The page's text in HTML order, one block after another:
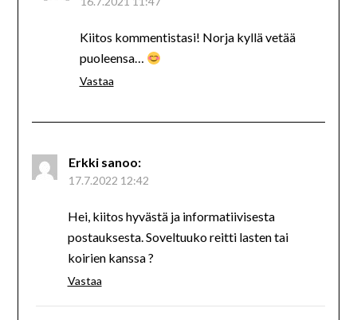
Kiitos kommentistasi! Norja kyllä vetää
puoleensa…
Vastaa
Erkki sanoo:
17.7.2022 12:42
Hei, kiitos hyvästä ja informatiivisesta
postauksesta. Soveltuuko reitti lasten tai
koirien kanssa ?
Vastaa